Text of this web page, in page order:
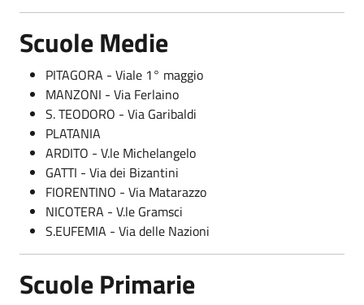
Scuole Medie
PITAGORA - Viale 1° maggio
MANZONI - Via Ferlaino
S. TEODORO - Via Garibaldi
PLATANIA
ARDITO - V.le Michelangelo
GATTI - Via dei Bizantini
FIORENTINO - Via Matarazzo
NICOTERA - V.le Gramsci
S.EUFEMIA - Via delle Nazioni
Scuole Primarie